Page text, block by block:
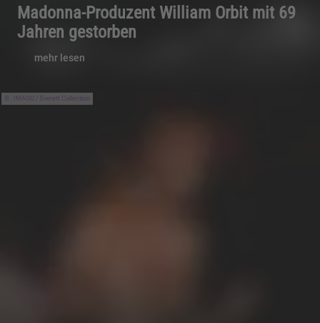
Madonna-Produzent William Orbit mit 69
Jahren gestorben
mehr lesen
IMAGO / Everett Collection